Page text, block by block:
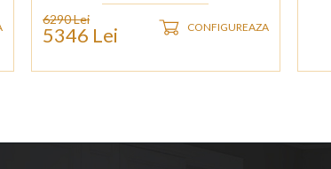
6290 Lei
5346 Lei CONFIGUREAZA